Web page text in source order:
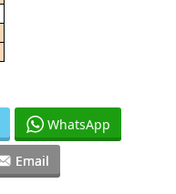
WhatsApp
Email